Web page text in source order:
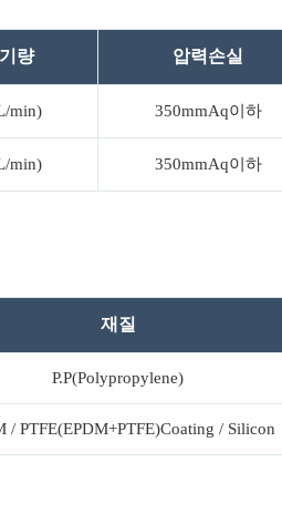
량 압력손실
min) 350mmAq이하
min) 350mmAq이하
재질
P.P(Polypropylene)
/ PTFE(EPDM+PTFE)Coating / Silicon